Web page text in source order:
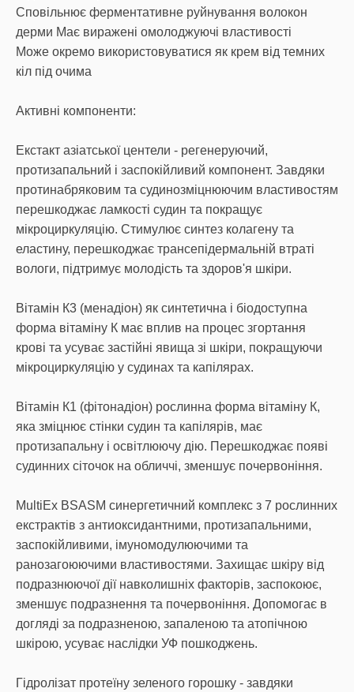
Сповільнює ферментативне руйнування волокон
дерми Має виражені омолоджуючі властивості
Може окремо використовуватися як крем від темних
кіл під очима
Активні компоненти:
Екстакт азіатської центели - регенеруючий,
протизапальний і заспокійливий компонент. Завдяки
протинабряковим та судинозміцнюючим властивостям
перешкоджає ламкості судин та покращує
мікроциркуляцію. Стимулює синтез колагену та
еластину, перешкоджає трансепідермальній втраті
вологи, підтримує молодість та здоров'я шкіри.
Вітамін К3 (менадіон) як синтетична і біодоступна
форма вітаміну К має вплив на процес згортання
крові та усуває застійні явища зі шкіри, покращуючи
мікроциркуляцію у судинах та капілярах.
Вітамін К1 (фітонадіон) рослинна форма вітаміну К,
яка зміцнює стінки судин та капілярів, має
протизапальну і освітлюючу дію. Перешкоджає появі
судинних сіточок на обличчі, зменшує почервоніння.
MultiEx BSASM синергетичний комплекс з 7 рослинних
екстрактів з антиоксидантними, протизапальними,
заспокійливими, імуномодулюючими та
ранозагоюючими властивостями. Захищає шкіру від
подразнюючої дії навколишніх факторів, заспокоює,
зменшує подразнення та почервоніння. Допомогає в
догляді за подразненою, запаленою та атопічною
шкірою, усуває наслідки УФ пошкоджень.
Гідролізат протеїну зеленого горошку - завдяки